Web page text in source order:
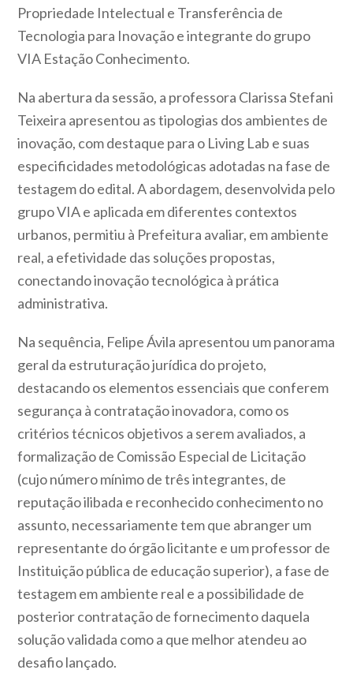
Propriedade Intelectual e Transferência de
Tecnologia para Inovação e integrante do grupo
VIA Estação Conhecimento.
Na abertura da sessão, a professora Clarissa Stefani
Teixeira apresentou as tipologias dos ambientes de
inovação, com destaque para o Living Lab e suas
especificidades metodológicas adotadas na fase de
testagem do edital. A abordagem, desenvolvida pelo
grupo VIA e aplicada em diferentes contextos
urbanos, permitiu à Prefeitura avaliar, em ambiente
real, a efetividade das soluções propostas,
conectando inovação tecnológica à prática
administrativa.
Na sequência, Felipe Ávila apresentou um panorama
geral da estruturação jurídica do projeto,
destacando os elementos essenciais que conferem
segurança à contratação inovadora, como os
critérios técnicos objetivos a serem avaliados, a
formalização de Comissão Especial de Licitação
(cujo número mínimo de três integrantes, de
reputação ilibada e reconhecido conhecimento no
assunto, necessariamente tem que abranger um
representante do órgão licitante e um professor de
Instituição pública de educação superior), a fase de
testagem em ambiente real e a possibilidade de
posterior contratação de fornecimento daquela
solução validada como a que melhor atendeu ao
desafio lançado.